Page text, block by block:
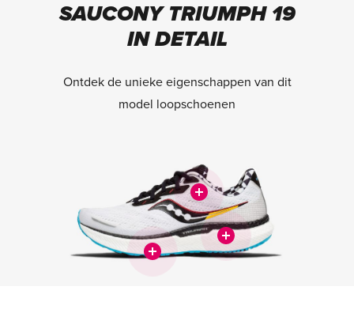
SAUCONY TRIUMPH 19
IN DETAIL
Ontdek de unieke eigenschappen van dit
model loopschoenen